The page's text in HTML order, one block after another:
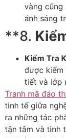
vàng cũng
ánh sáng
**8.
Kiểm Tra
được kiểm
tiết và lớp
Tranh mã đáo
tinh tế giữa
ra những tác
tận tâm và tinh